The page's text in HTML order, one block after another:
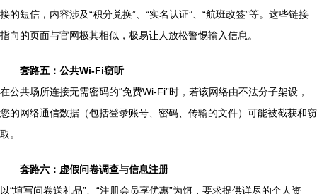
接的短信，内容涉及“积分兑换”、“实名认证”、“航班改签”等。这些链接
指向的页面与官网极其相似，极易让人放松警惕输入信息。
套路五：公共Wi-Fi窃听
在公共场所连接无需密码的“免费Wi-Fi”时，若该网络由不法分子架设，
您的网络通信数据（包括登录账号、密码、传输的文件）可能被截获和窃
取。
套路六：虚假问卷调查与信息注册
以“填写问卷送礼品”、“注册会员享优惠”为饵，要求提供详尽的个人资